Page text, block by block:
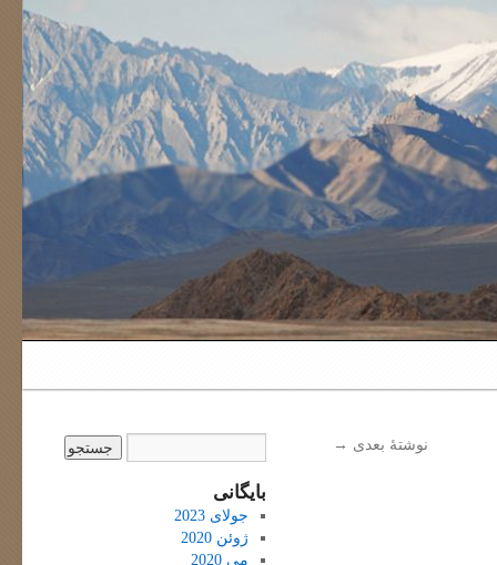
نوشتهٔ بعدی →
بایگانی
جولای 2023
ژوئن 2020
می 2020